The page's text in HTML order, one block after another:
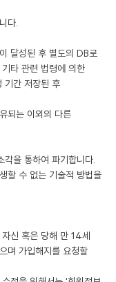
다.
달성된 후 별도의 DB로
타 관련 법령에 의한
기간 저장된 후
되는 이외의 다른
을 통하여 파기합니다.
할 수 없는 기술적 방법을
신 혹은 당해 만 14세
며 가입해지를 요청할